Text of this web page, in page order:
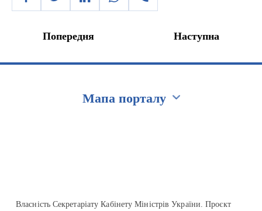
Попередня Наступна
Мапа порталу
Власність Секретаріату Кабінету Міністрів України. Проєкт